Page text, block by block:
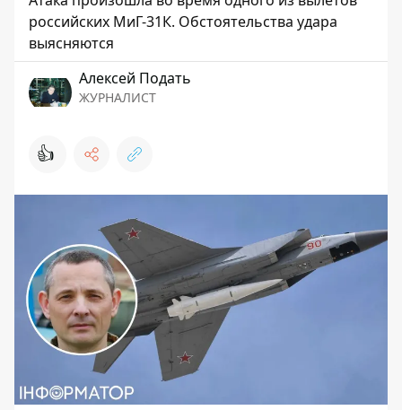
российских МиГ-31К. Обстоятельства удара
выясняются
Алексей Подать
ЖУРНАЛИСТ
👍